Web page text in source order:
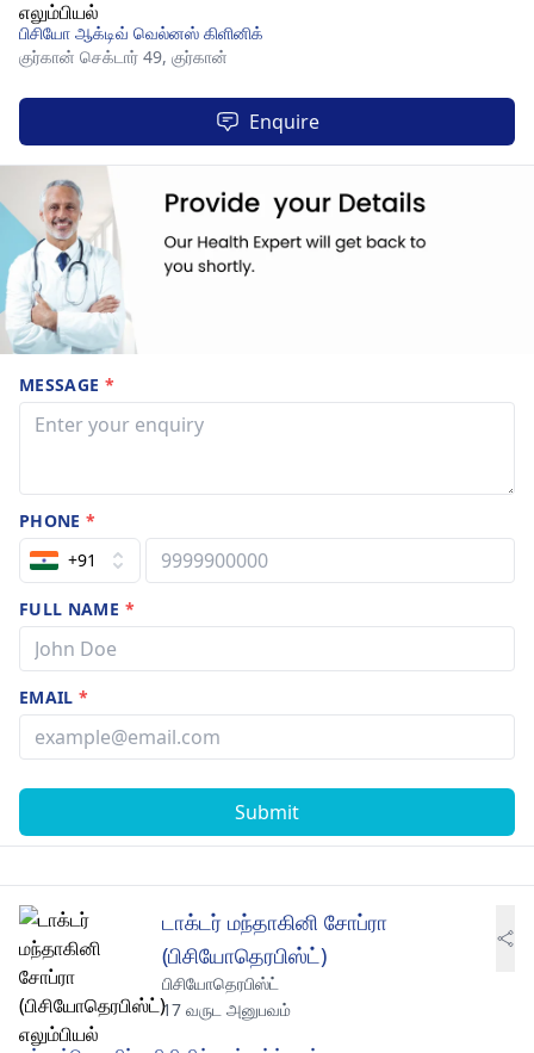
பிசியோ ஆக்டிவ் வெல்னஸ் கிளினிக்
குர்கான் செக்டார் 49, குர்கான்
Enquire
MESSAGE *
PHONE*
+91
FULL NAME *
EMAIL*
Submit
டாக்டர் மந்தாகினி சோப்ரா
(பிசியோதெரபிஸ்ட்)
பிசியோதெரபிஸ்ட்
17 வருட அனுபவம்